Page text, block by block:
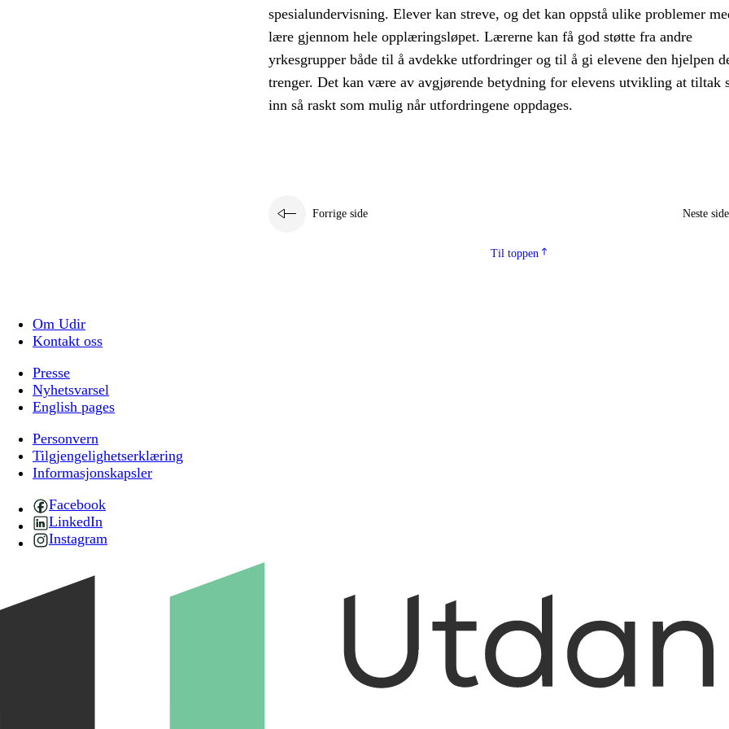
spesialundervisning. Elever kan streve, og det kan oppstå ulike problemer
lære gjennom hele opplæringsløpet. Lærerne kan få god støtte fra andre
yrkesgrupper både til å avdekke utfordringer og til å gi elevene den hjelpen
trenger. Det kan være av avgjørende betydning for elevens utvikling at tiltak
inn så raskt som mulig når utfordringene oppdages.
Forrige side Neste side
Til toppen
Om Udir
Kontakt oss
Presse
Nyhetsvarsel
English pages
Personvern
Tilgjengelighetserklæring
Informasjonskapsler
Facebook
LinkedIn
Instagram